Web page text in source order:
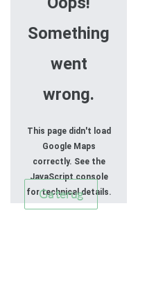
Something
went
wrong.
This page didn't load
Google Maps
correctly. See the
JavaScript console
for technical details.
Ga terug